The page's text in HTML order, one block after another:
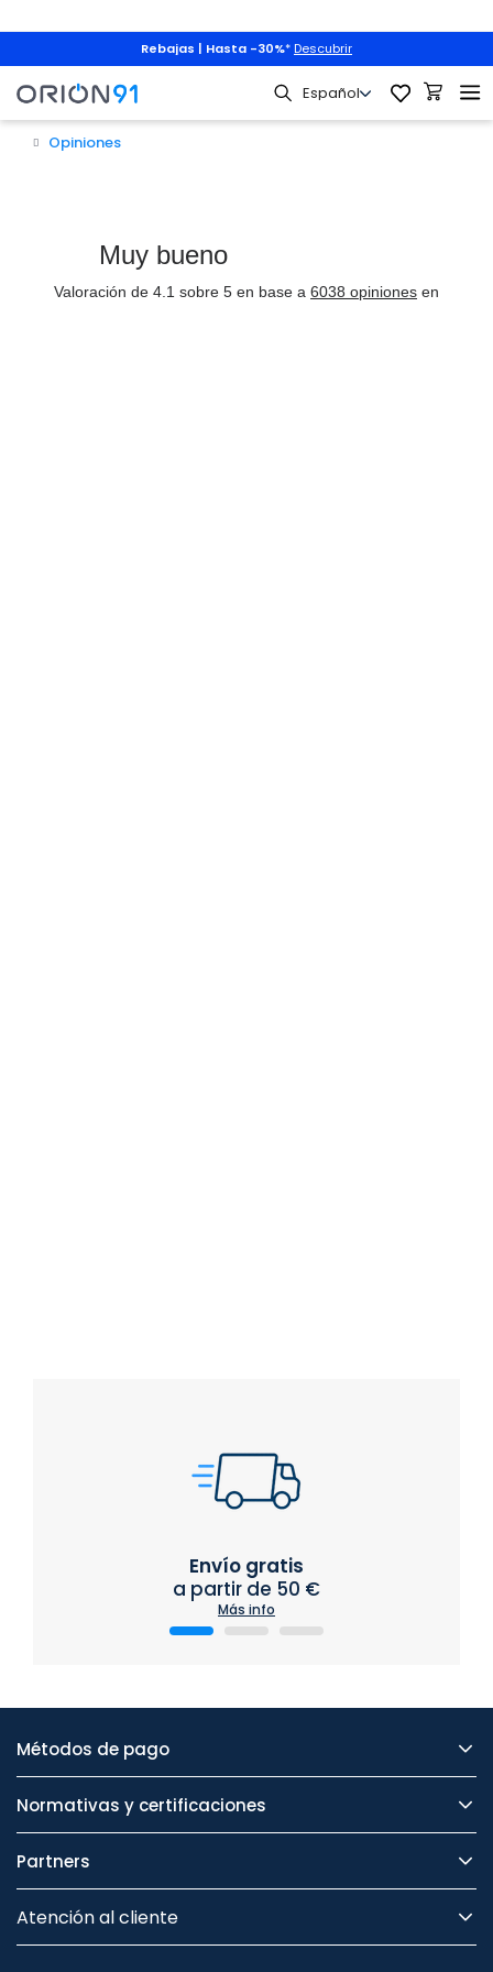
Rebajas | Hasta -30%* Descubrir
Opiniones
Envío gratis
a partir de 50 €
Más info
Métodos de pago
Normativas y certificaciones
Partners
Atención al cliente